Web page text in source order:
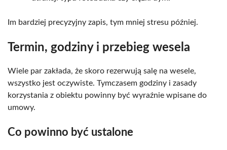
Im bardziej precyzyjny zapis, tym mniej stresu później.
Termin, godziny i przebieg wesela
Wiele par zakłada, że skoro rezerwują salę na wesele,
wszystko jest oczywiste. Tymczasem godziny i zasady
korzystania z obiektu powinny być wyraźnie wpisane do
umowy.
Co powinno być ustalone